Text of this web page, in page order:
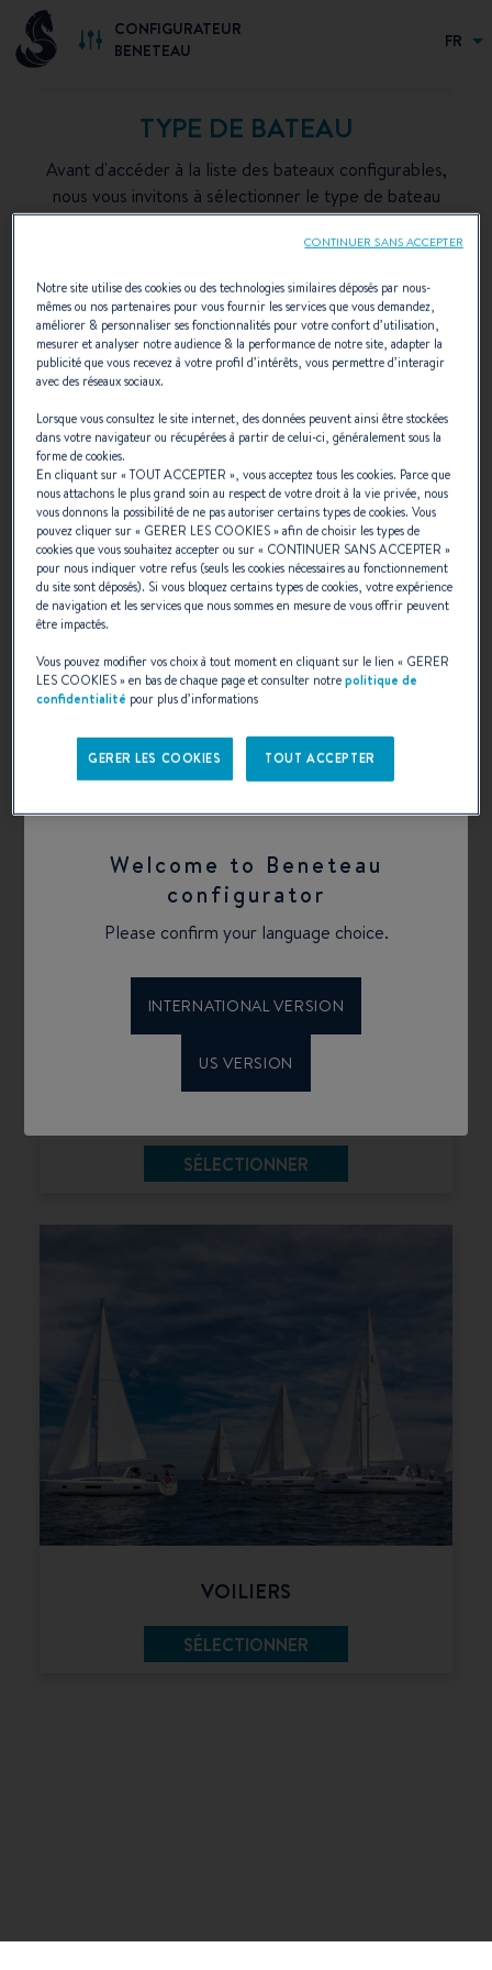
CONFIGURATEUR
BENETEAU
FR
Welcome to Beneteau
configurator
Please confirm your language choice.
INTERNATIONAL VERSION
US VERSION
TYPE DE BATEAU
Avant d'accéder à la liste des bateaux configurables,
nous vous invitons à sélectionner le type de bateau
que vous souhaitez personnaliser.
SÉLECTIONNER
SÉLECTIONNER
VOILIERS
SÉLECTIONNER
Notre site utilise des cookies ou des technologies similaires déposés par nous-
mêmes ou nos partenaires pour vous fournir les services que vous demandez,
améliorer & personnaliser ses fonctionnalités pour votre confort d’utilisation,
mesurer et analyser notre audience & la performance de notre site, adapter la
publicité que vous recevez à votre profil d’intérêts, vous permettre d’interagir
avec des réseaux sociaux.
Lorsque vous consultez le site internet, des données peuvent ainsi être stockées
dans votre navigateur ou récupérées à partir de celui-ci, généralement sous la
forme de cookies.
En cliquant sur «TOUT ACCEPTER », vous acceptez tous les cookies. Parce que
nous attachons le plus grand soin au respect de votre droit à la vie privée, nous
vous donnons la possibilité de ne pas autoriser certains types de cookies. Vous
pouvez cliquer sur « GERER LES COOKIES» afin de choisir les types de
cookies que vous souhaitez accepter ou sur « CONTINUER SANS ACCEPTER »
pour nous indiquer votre refus (seuls les cookies nécessaires au fonctionnement
du site sont déposés). Si vous bloquez certains types de cookies, votre expérience
de navigation et les services que nous sommes en mesure de vous offrir peuvent
être impactés.
Vous pouvez modifier vos choix à tout moment en cliquant sur le lien « GERER
LES COOKIES» en bas de chaque page et consulter notrepolitique de
confidentialité pour plus d’informations
GERER LES COOKIES TOUT ACCEPTER
CONTINUER SANS ACCEPTER